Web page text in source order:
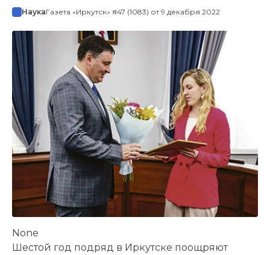
НаукаГазета «Иркутск» #47 (1083) от 9 декабря 2022
None
Шестой год подряд в Иркутске поощряют